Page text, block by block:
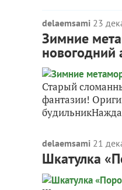
delaemsami 23
Зимние
новогодний
Старый
фантазии!
delaemsami 21
Шкатулка